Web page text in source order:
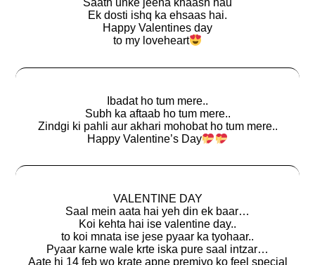
Saath unke jeena khaash hau
Ek dosti ishq ka ehsaas hai.
Happy Valentines day
to my loveheart
Ibadat ho tum mere..
Subh ka aftaab ho tum mere..
Zindgi ki pahli aur akhari mohobat ho tum mere..
Happy Valentine’s Day
VALENTINE DAY
Saal mein aata hai yeh din ek baar…
Koi kehta hai ise valentine day..
to koi mnata ise jese pyaar ka tyohaar..
Pyaar karne wale krte iska pure saal intzar…
Aate hi 14 feb wo krate apne premiyo ko feel special